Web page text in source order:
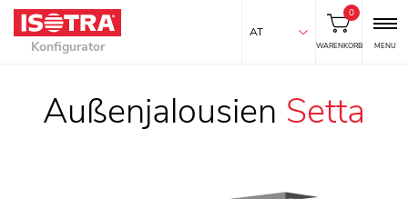
Konfigurator MENU
WARENKORB
0
AT
Außenjalousien Setta